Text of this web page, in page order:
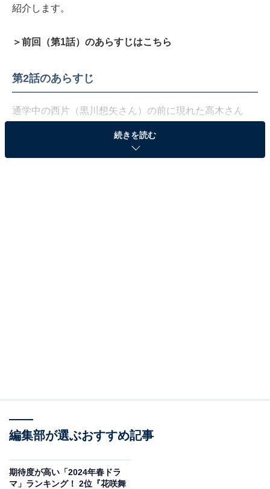
紹介します。
＞前回（第1話）のあらすじはこちら
第2話のあらすじ
通学中の西片（黒川想矢さん）の前に現れた高木さん
ずですが、どうやら今日は徒歩。その理由を聞きます
が、高木さんは「『西片と手を繋いで学校に行きたいか
高木さんが「違う」と言ったら違うことになるのでは、
ない」と返します。おもわず笑みがこぼれる西片。
続きを読む
編集部が選ぶおすすめ記事
期待度が高い「2024年春ドラ
マ」ランキング！ 2位『花咲舞